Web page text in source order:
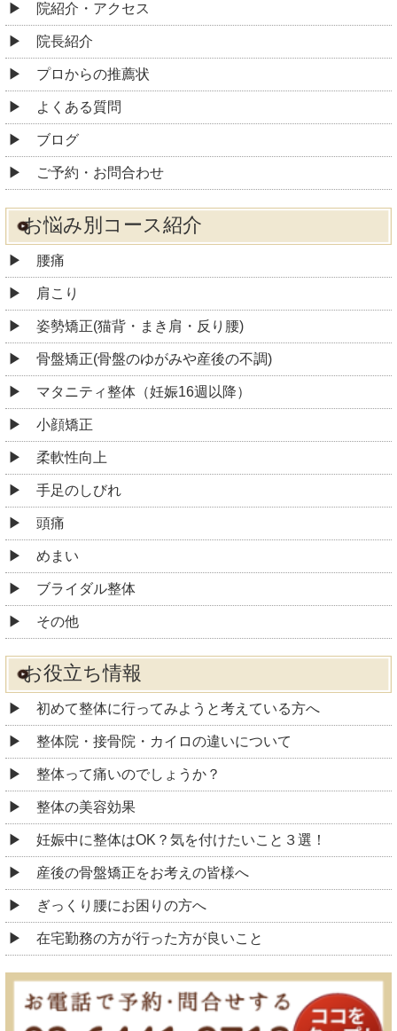
院紹介・アクセス
院長紹介
プロからの推薦状
よくある質問
ブログ
ご予約・お問合わせ
お悩み別コース紹介
腰痛
肩こり
姿勢矯正(猫背・まき肩・反り腰)
骨盤矯正(骨盤のゆがみや産後の不調)
マタニティ整体（妊娠16週以降）
小顔矯正
柔軟性向上
手足のしびれ
頭痛
めまい
ブライダル整体
その他
お役立ち情報
初めて整体に行ってみようと考えている方へ
整体院・接骨院・カイロの違いについて
整体って痛いのでしょうか？
整体の美容効果
妊娠中に整体はOK？気を付けたいこと３選！
産後の骨盤矯正をお考えの皆様へ
ぎっくり腰にお困りの方へ
在宅勤務の方が行った方が良いこと